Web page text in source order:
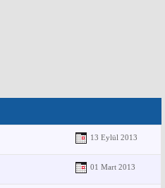
13 Eylül 2013
01 Mart 2013